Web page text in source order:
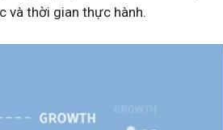
và thời gian thực hành.